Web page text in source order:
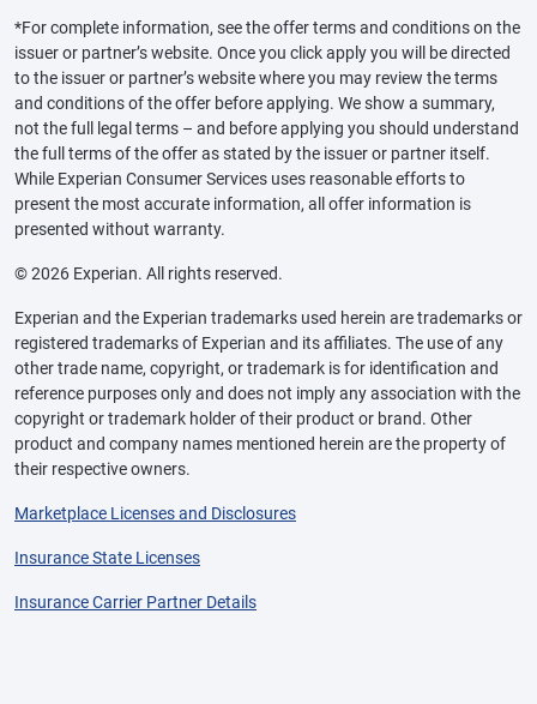
*For complete information, see the offer terms and conditions on the
issuer or partner’s website. Once you click apply you will be directed
to the issuer or partner’s website where you may review the terms
and conditions of the offer before applying. We show a summary,
not the full legal terms – and before applying you should understand
the full terms of the offer as stated by the issuer or partner itself.
While Experian Consumer Services uses reasonable efforts to
present the most accurate information, all offer information is
presented without warranty.
© 2026 Experian. All rights reserved.
Experian and the Experian trademarks used herein are trademarks or
registered trademarks of Experian and its affiliates. The use of any
other trade name, copyright, or trademark is for identification and
reference purposes only and does not imply any association with the
copyright or trademark holder of their product or brand. Other
product and company names mentioned herein are the property of
their respective owners.
Marketplace Licenses and Disclosures
Insurance State Licenses
Insurance Carrier Partner Details